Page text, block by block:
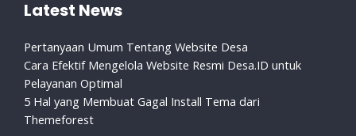
Latest News
Pertanyaan Umum Tentang Website Desa
Cara Efektif Mengelola Website Resmi Desa.ID untuk
Pelayanan Optimal
5 Hal yang Membuat Gagal Install Tema dari
Themeforest